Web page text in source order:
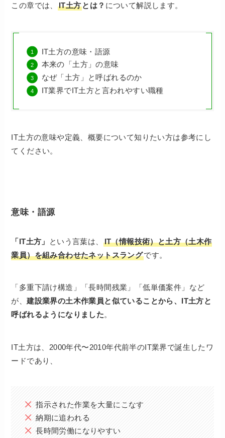
この章では、 IT土方 とは？ について解説します。
IT土方の意味・語源
本来の「土方」の意味
なぜ「土方」と呼ばれるのか
IT業界でIT土方と言われやすい職種
IT土方の意味や定義、概要について知りたい方は参考にし
てください。
意味・語源
「IT土方」 という言葉は、
IT（情報技術）と土方（土木作
業員）を組み合わせたネットスラングです。
「多重下請け構造」「長時間残業」「低単価案件」など
が、建設業界の土木作業員と似ていることから、IT土方と
呼ばれるようになりました。
IT土方は、2000年代〜2010年代前半のIT業界で誕生したワ
ードであり、
指示された作業を大量にこなす
納期に追われる
長時間労働になりやすい